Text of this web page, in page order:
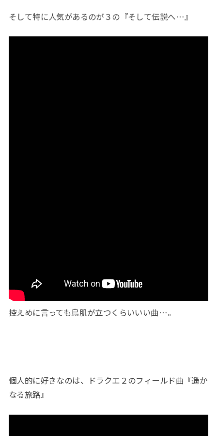
そして特に人気があるのが３の『そして伝説へ…』
控えめに言っても鳥肌が立つくらいいい曲…。
個人的に好きなのは、ドラクエ２のフィールド曲『遥か
なる旅路』